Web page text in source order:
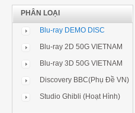
PHÂN LOẠI
Blu-ray DEMO DISC
Blu-ray 2D 50G VIETNAM
Blu-ray 3D 50G VIETNAM
Discovery BBC(Phụ Đề VN)
Studio Ghibli (Hoạt Hình)